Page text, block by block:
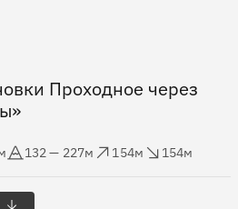
Проходное через
высота
132 — 227м
154м
154м